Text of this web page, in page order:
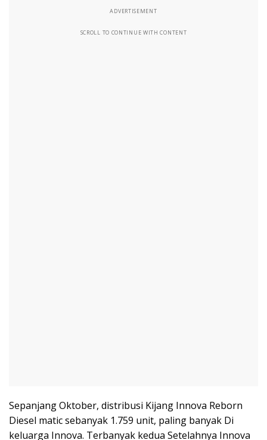
ADVERTISEMENT
SCROLL TO CONTINUE WITH CONTENT
Sepanjang Oktober, distribusi Kijang Innova Reborn
Diesel matic sebanyak 1.759 unit, paling banyak Di
keluarga Innova. Terbanyak kedua Setelahnya Innova